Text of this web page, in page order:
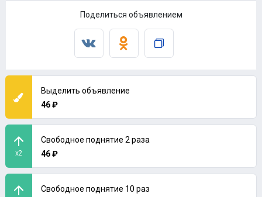
Поделиться объявлением
Выделить объявление
46 ₽
x2
Свободное поднятие 2 раза
46 ₽
Свободное поднятие 10 раз